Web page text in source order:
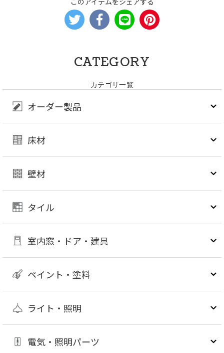
CATEGORY
カテゴリ一覧
オーダー製品
床材
壁材
タイル
室内窓・ドア・建具
ペイント・塗料
ライト・照明
電気・照明パーツ